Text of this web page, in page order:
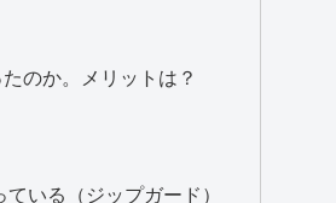
のか。メリットは？
いる（ジップガード）